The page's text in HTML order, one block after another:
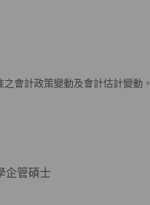
會計政策變動及會計估計變動。
企管碩士